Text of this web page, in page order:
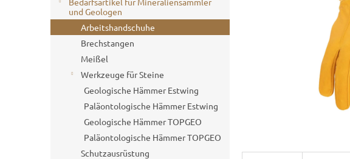
s
und Geologen
Arbeitshandschuhe
Brechstangen
Meißel
Werkzeuge für Steine
Geologische Hämmer Estwing
Paläontologische Hämmer Estwing
Geologische Hämmer TOPGEO
Paläontologische Hämmer TOPGEO
Schutzausrüstung